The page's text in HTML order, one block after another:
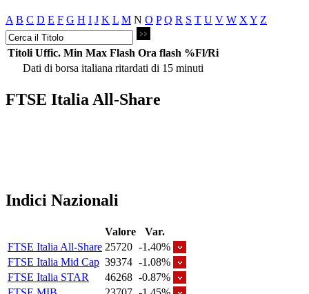
A B C D E F G H I J K L M N O P Q R S T U V W X Y Z
Titoli Uffic. Min Max Flash Ora flash %Fl/Ri
Dati di borsa italiana ritardati di 15 minuti
FTSE Italia All-Share
Indici Nazionali
Valore
Var.
FTSE Italia All-Share 25720 -1.40%
FTSE Italia Mid Cap 39374 -1.08%
FTSE Italia STAR
46268 -0.87%